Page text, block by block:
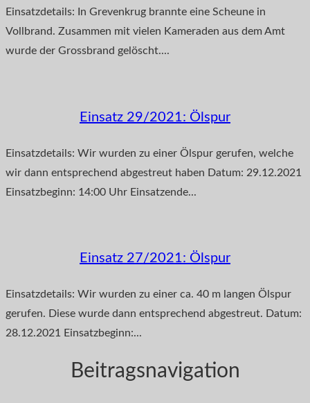
Einsatzdetails: In Grevenkrug brannte eine Scheune in
Vollbrand. Zusammen mit vielen Kameraden aus dem Amt
wurde der Grossbrand gelöscht....
Einsatz 29/2021: Ölspur
Einsatzdetails: Wir wurden zu einer Ölspur gerufen, welche
wir dann entsprechend abgestreut haben Datum: 29.12.2021
Einsatzbeginn: 14:00 Uhr Einsatzende...
Einsatz 27/2021: Ölspur
Einsatzdetails: Wir wurden zu einer ca. 40 m langen Ölspur
gerufen. Diese wurde dann entsprechend abgestreut. Datum:
28.12.2021 Einsatzbeginn:...
Beitragsnavigation